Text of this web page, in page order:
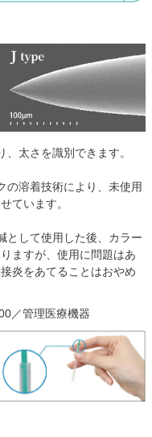
太さを識別できます。
の溶着技術により、未使用
ています。
して使用した後、カラー
ますが、使用に問題はあ
炎をあてることはおやめ
／管理医療機器